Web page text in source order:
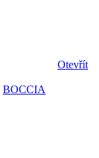
Otevřít
BOCCIA